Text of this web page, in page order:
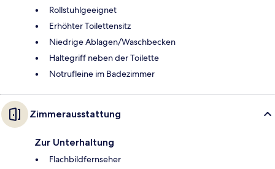
Rollstuhlgeeignet
Erhöhter Toilettensitz
Niedrige Ablagen/Waschbecken
Haltegriff neben der Toilette
Notrufleine im Badezimmer
Zimmerausstattung
Zur Unterhaltung
Flachbildfernseher